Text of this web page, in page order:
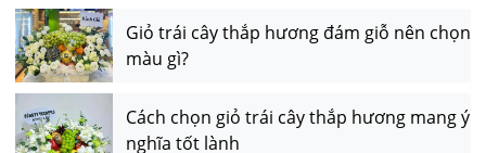
Giỏ trái cây thắp hương đám giỗ nên chọn
màu gì?
Cách chọn giỏ trái cây thắp hương mang ý
nghĩa tốt lành